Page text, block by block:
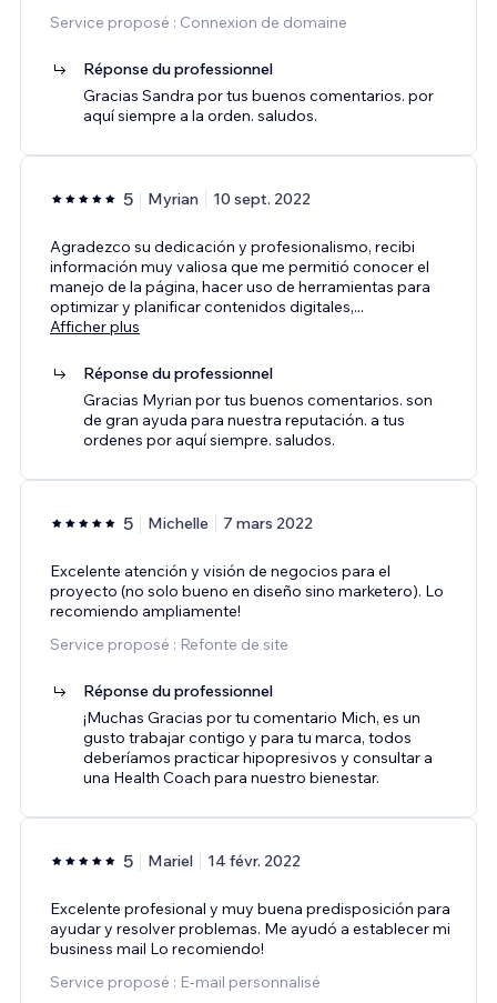
Service proposé : Connexion de domaine
Réponse du professionnel
Gracias Sandra por tus buenos comentarios. por
aquí siempre a la orden. saludos.
5 Myrian 10 sept. 2022
Agradezco su dedicación y profesionalismo, recibi
información muy valiosa que me permitió conocer el
manejo de la página, hacer uso de herramientas para
optimizar y planificar contenidos digitales,...
Afficher plus
Réponse du professionnel
Gracias Myrian por tus buenos comentarios. son
de gran ayuda para nuestra reputación. a tus
ordenes por aquí siempre. saludos.
5 Michelle 7 mars 2022
Excelente atención y visión de negocios para el
proyecto (no solo bueno en diseño sino marketero). Lo
recomiendo ampliamente!
Service proposé : Refonte de site
Réponse du professionnel
¡Muchas Gracias por tu comentario Mich, es un
gusto trabajar contigo y para tu marca, todos
deberíamos practicar hipopresivos y consultar a
una Health Coach para nuestro bienestar.
5 Mariel 14 févr. 2022
Excelente profesional y muy buena predisposición para
ayudar y resolver problemas. Me ayudó a establecer mi
business mail Lo recomiendo!
Service proposé : E-mail personnalisé